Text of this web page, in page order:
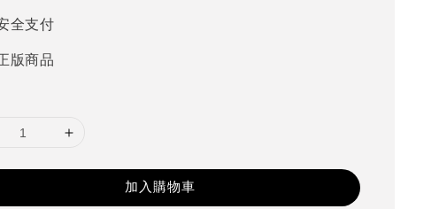
全支付
版商品
加入購物車